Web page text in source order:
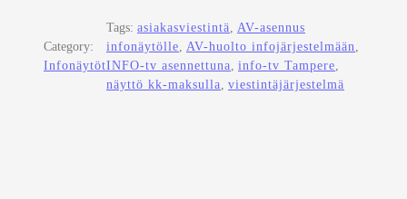
Category:
Infonäytöt
Tags: asiakasviestintä
AV-asennus
infonäytölle
AV-huolto infojärjestelmään
INFO-tv asennettuna info-tv Tampere
näyttö kk-maksulla viestintäjärjestelmä